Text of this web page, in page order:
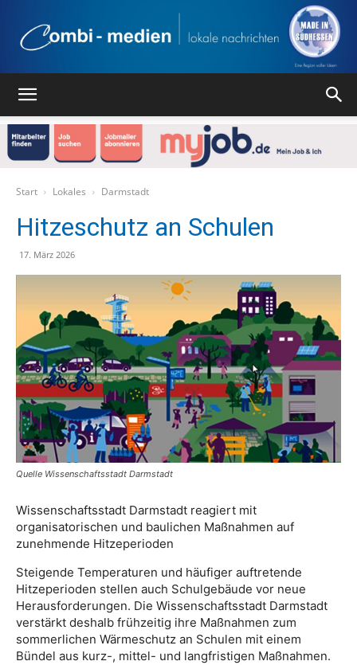
Start Lokales Darmstadt
Hitzeschutz an Schulen
17. März 2026
Quelle Wissenschaftsstadt Darmstadt
Wissenschaftsstadt Darmstadt reagiert mit
organisatorischen und baulichen Maßnahmen auf
zunehmende Hitzeperioden
Steigende Temperaturen und häufiger auftretende
Hitzeperioden stellen auch Schulgebäude vor neue
Herausforderungen. Die Wissenschaftsstadt Darmstadt
verstärkt deshalb frühzeitig ihre Maßnahmen zum
sommerlichen Wärmeschutz an Schulen mit einem
Bündel aus kurz-, mittel- und langfristigen Maßnahmen.